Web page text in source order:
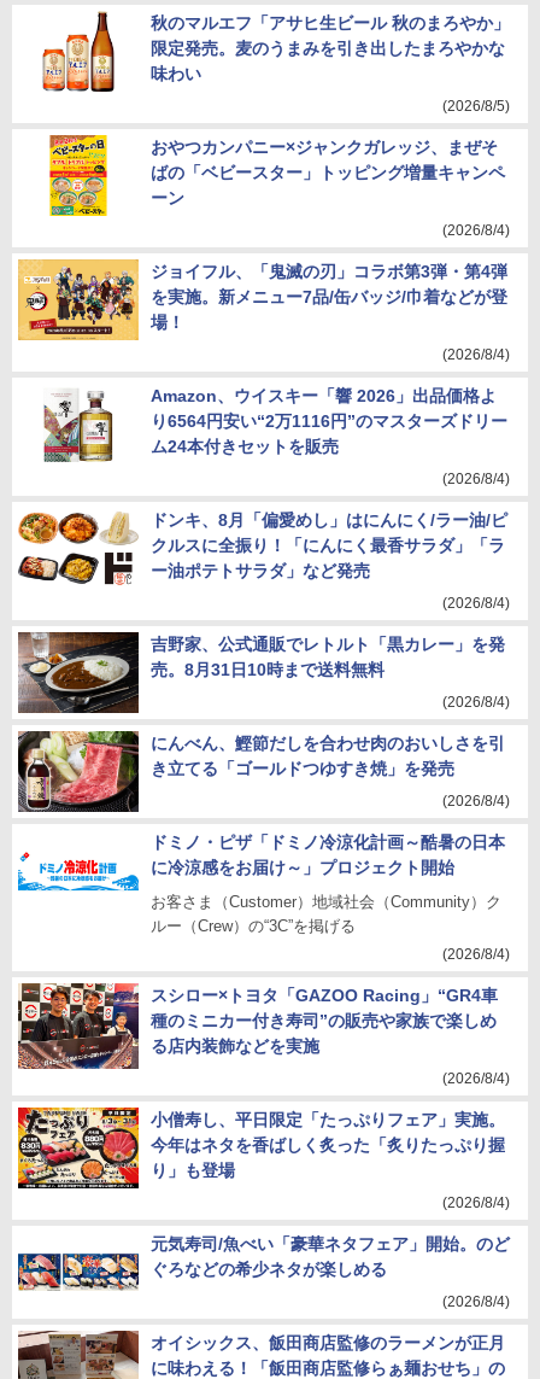
秋のマルエフ「アサヒ生ビール 秋のまろやか」
限定発売。麦のうまみを引き出したまろやかな
味わい
(2026/8/5)
おやつカンパニー×ジャンクガレッジ、まぜそ
ばの「ベビースター」トッピング増量キャンペ
ーン
(2026/8/4)
ジョイフル、「鬼滅の刃」コラボ第3弾・第4弾
を実施。新メニュー7品/缶バッジ/巾着などが登
場！
(2026/8/4)
Amazon、ウイスキー「響 2026」出品価格よ
り6564円安い“2万1116円”のマスターズドリー
ム24本付きセットを販売
(2026/8/4)
ドンキ、8月「偏愛めし」はにんにく/ラー油/ピ
クルスに全振り！「にんにく最香サラダ」「ラ
ー油ポテトサラダ」など発売
(2026/8/4)
吉野家、公式通販でレトルト「黒カレー」を発
売。8月31日10時まで送料無料
(2026/8/4)
にんべん、鰹節だしを合わせ肉のおいしさを引
き立てる「ゴールドつゆすき焼」を発売
(2026/8/4)
ドミノ・ピザ「ドミノ冷涼化計画～酷暑の日本
に冷涼感をお届け～」プロジェクト開始
お客さま（Customer）地域社会（Community）ク
ルー（Crew）の“3C”を掲げる
(2026/8/4)
スシロー×トヨタ「GAZOO Racing」“GR4車
種のミニカー付き寿司”の販売や家族で楽しめ
る店内装飾などを実施
(2026/8/4)
小僧寿し、平日限定「たっぷりフェア」実施。
今年はネタを香ばしく炙った「炙りたっぷり握
り」も登場
(2026/8/4)
元気寿司/魚べい「豪華ネタフェア」開始。のど
ぐろなどの希少ネタが楽しめる
(2026/8/4)
オイシックス、飯田商店監修のラーメンが正月
に味わえる！「飯田商店監修らぁ麺おせち」の